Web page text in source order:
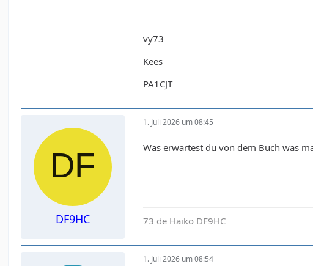
vy73
Kees
PA1CJT
DF9HC
1. Juli 2026 um 08:45
Was erwartest du von dem Buch was
73 de Haiko DF9HC
1. Juli 2026 um 08:54